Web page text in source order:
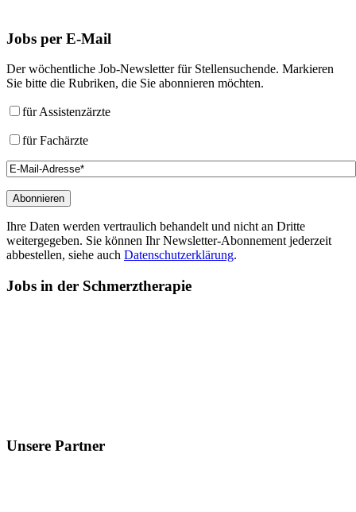
Jobs per E-Mail
Der wöchentliche Job-Newsletter für Stellensuchende. Markieren
Sie bitte die Rubriken, die Sie abonnieren möchten.
für Assistenzärzte
für Fachärzte
Ihre Daten werden vertraulich behandelt und nicht an Dritte
weitergegeben. Sie können Ihr Newsletter-Abonnement jederzeit
abbestellen, siehe auch Datenschutzerklärung.
Jobs in der Schmerztherapie
Unsere Partner